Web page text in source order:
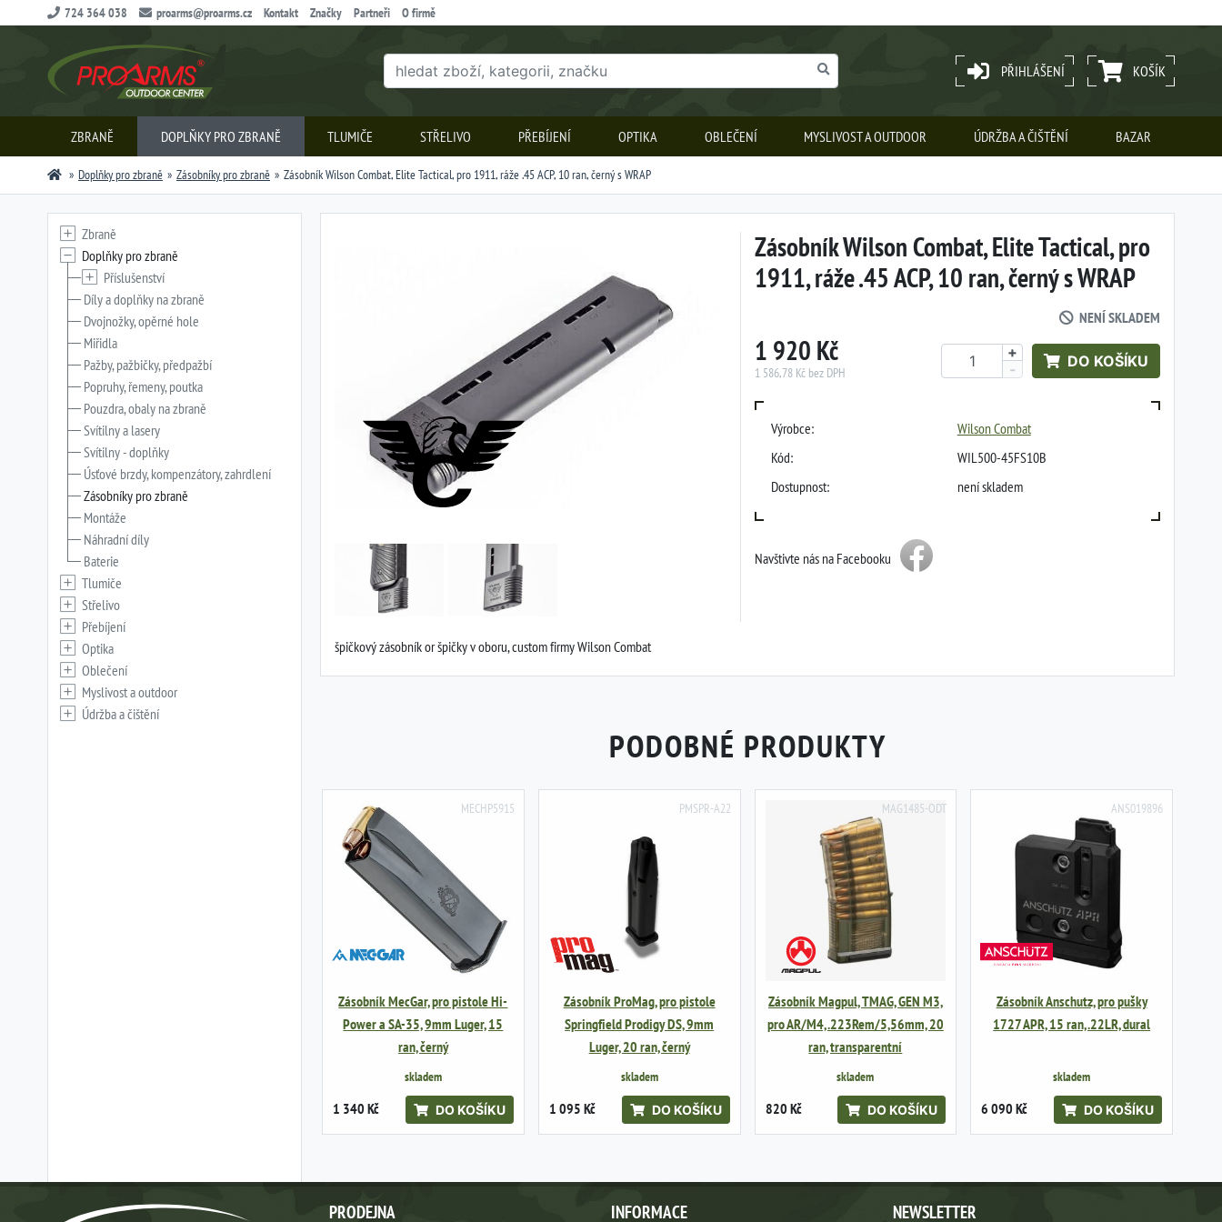
724 364 038 proarms@proarms.cz Kontakt Značky Partneři O firmě
PŘIHLÁŠENÍ KOŠÍK
ZBRANĚ DOPLŇKY PRO ZBRANĚ TLUMIČE STŘELIVO PŘEBÍJENÍ OPTIKA OBLEČENÍ MYSLIVOST A OUTDOOR ÚDRŽBA A ČIŠTĚNÍ BAZAR
Doplňky pro zbraně Zásobníky pro zbraně Zásobník Wilson Combat, Elite Tactical, pro 1911, ráže .45 ACP, 10 ran, černý s WRAP
Zásobník Wilson Combat, Elite Tactical, pro
1911, ráže .45 ACP, 10 ran, černý s WRAP
NENÍ SKLADEM
1 920 Kč
1 586,78 Kč bez DPH
+
-
DO KOŠÍKU
Výrobce:
Wilson Combat
Kód:
WIL500-45FS10B
Dostupnost:
není skladem
Navštivte nás na Facebooku
špičkový zásobník or špičky v oboru, custom firmy Wilson Combat
PODOBNÉ PRODUKTY
MECHP5915
Zásobník MecGar, pro pistole Hi-
Power a SA-35, 9mm Luger, 15
ran, černý
skladem
1 340 Kč DO KOŠÍKU
PMSPR-A22
Zásobník ProMag, pro pistole
Springfield Prodigy DS, 9mm
Luger, 20 ran, černý
skladem
1 095 Kč DO KOŠÍKU
MAG1485-ODT
Zásobník Magpul, TMAG, GEN M3,
pro AR/M4, .223Rem/5,56mm, 20
ran, transparentní
skladem
820 Kč DO KOŠÍKU
ANS019896
Zásobník Anschutz, pro pušky
1727 APR, 15 ran, .22LR, dural
skladem
6 090 Kč DO KOŠÍKU
Zbraně
Doplňky pro zbraně
Příslušenství
Díly a doplňky na zbraně
Dvojnožky, opěrné hole
Miřidla
Pažby, pažbičky, předpažbí
Popruhy, řemeny, poutka
Pouzdra, obaly na zbraně
Svítilny a lasery
Svítilny - doplňky
Úsťové brzdy, kompenzátory, zahrdlení
Zásobníky pro zbraně
Montáže
Náhradní díly
Baterie
Tlumiče
Střelivo
Přebíjení
Optika
Oblečení
Myslivost a outdoor
Údržba a čištění
PRODEJNA INFORMACE NEWSLETTER